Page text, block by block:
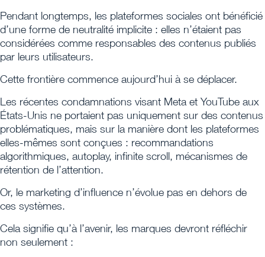
Pendant longtemps, les plateformes sociales ont bénéficié
d’une forme de neutralité implicite : elles n’étaient pas
considérées comme responsables des contenus publiés
par leurs utilisateurs.
Cette frontière commence aujourd’hui à se déplacer.
Les récentes condamnations visant Meta et YouTube aux
États-Unis ne portaient pas uniquement sur des contenus
problématiques, mais sur la manière dont les plateformes
elles-mêmes sont conçues : recommandations
algorithmiques, autoplay, infinite scroll, mécanismes de
rétention de l’attention.
Or, le marketing d’influence n’évolue pas en dehors de
ces systèmes.
Cela signifie qu’à l’avenir, les marques devront réfléchir
non seulement :